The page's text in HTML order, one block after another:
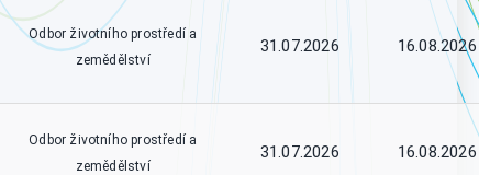
Odbor životního prostředí a
zemědělství
31.07.2026 16.08.2026
Odbor životního prostředí a
zemědělství
31.07.2026 16.08.2026